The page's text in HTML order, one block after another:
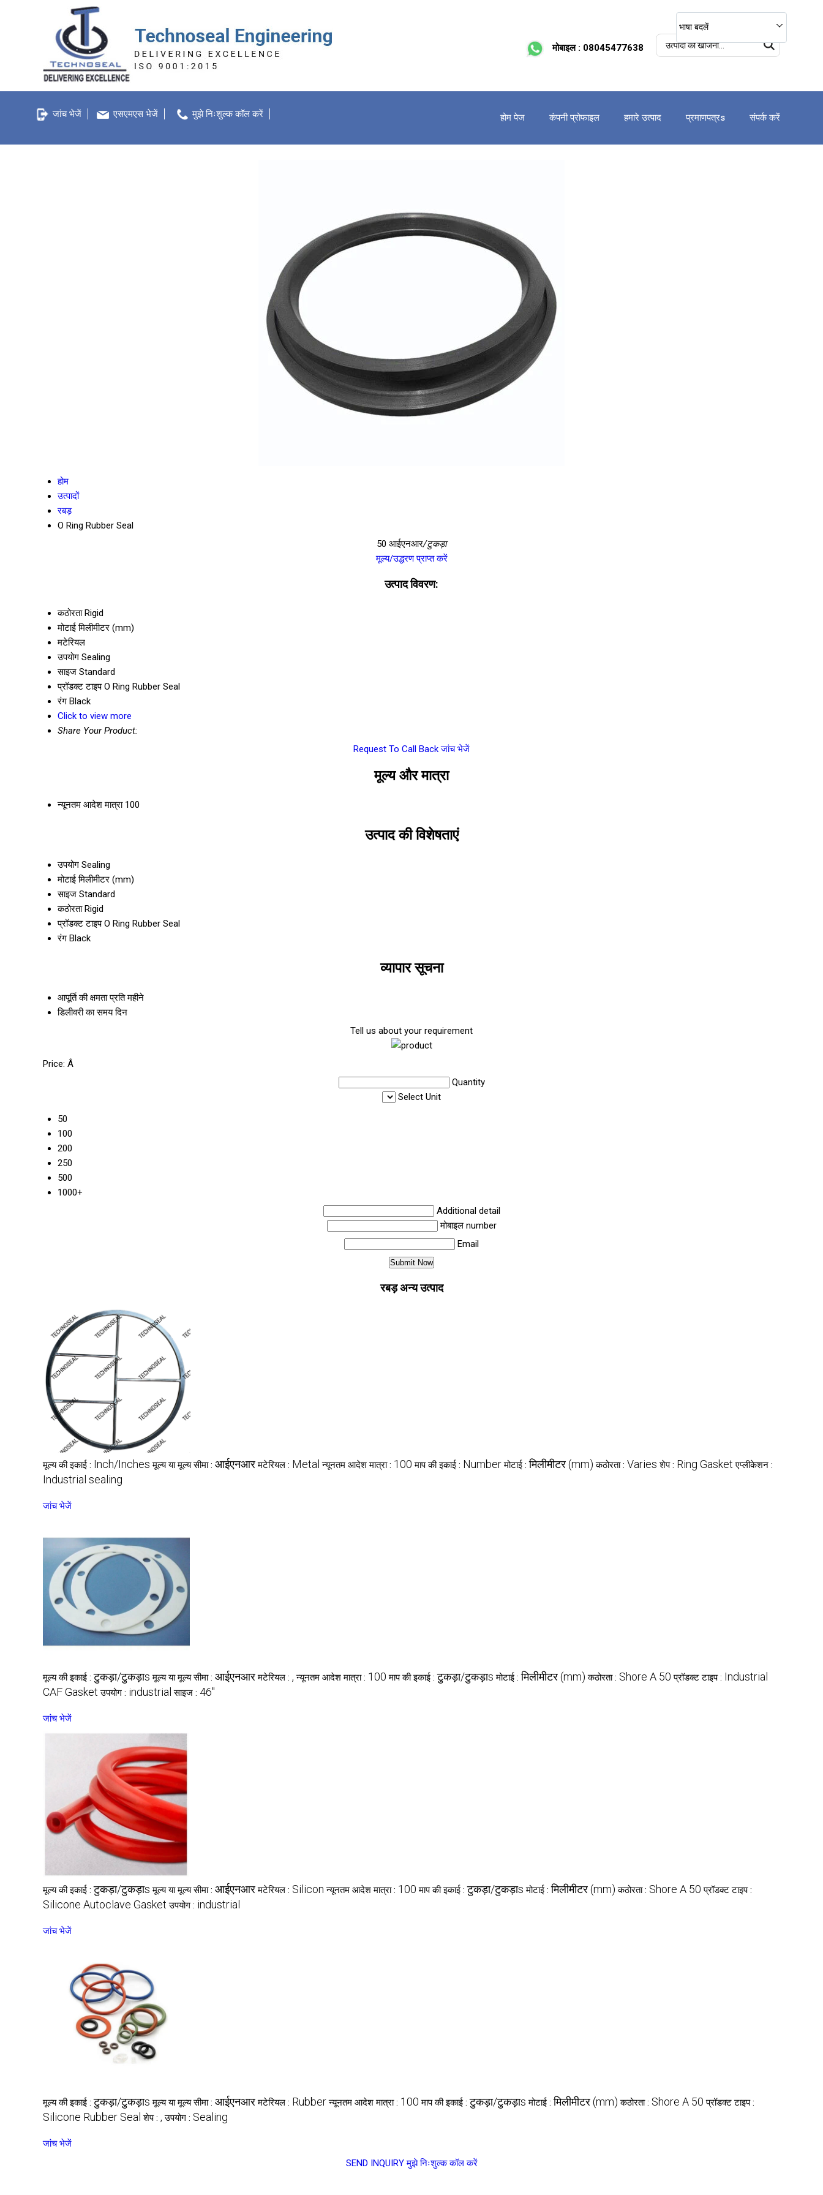
भाषा बदलें
मोबाइल : 08045477638
जांच भेजें एसएमएस भेजें मुझे निःशुल्क कॉल करें होम पेज कंपनी प्रोफाइल हमारे उत्पाद प्रमाणपत्रs संपर्क करें
होम
उत्पादों
रबड़
O Ring Rubber Seal
50 आईएनआर/टुकड़ा
मूल्य/उद्धरण प्राप्त करें
उत्पाद विवरण:
कठोरता Rigid
मोटाई मिलीमीटर (mm)
मटेरियल
उपयोग Sealing
साइज Standard
प्रॉडक्ट टाइप O Ring Rubber Seal
रंग Black
Click to view more
Share Your Product:
Request To Call Back जांच भेजें
मूल्य और मात्रा
न्यूनतम आदेश मात्रा 100
उत्पाद की विशेषताएं
उपयोग Sealing
मोटाई मिलीमीटर (mm)
साइज Standard
कठोरता Rigid
प्रॉडक्ट टाइप O Ring Rubber Seal
रंग Black
व्यापार सूचना
आपूर्ति की क्षमता प्रति महीने
डिलीवरी का समय दिन
Tell us about your requirement
Price: Â
Quantity
Select Unit
50
100
200
250
500
1000+
Additional detail
मोबाइल number
Email
रबड़ अन्य उत्पाद
मूल्य की इकाई : Inch/Inches मूल्य या मूल्य सीमा : आईएनआर मटेरियल : Metal न्यूनतम आदेश मात्रा : 100 माप की इकाई : Number मोटाई :मिलीमीटर (mm) कठोरता : Varies शेप : Ring Gasket एप्लीकेशन :
Industrial sealing
जांच भेजें
मूल्य की इकाई :टुकड़ा/टुकड़ाs मूल्य या मूल्य सीमा : आईएनआर मटेरियल : , न्यूनतम आदेश मात्रा : 100 माप की इकाई :टुकड़ा/टुकड़ाs मोटाई :मिलीमीटर (mm) कठोरता : Shore A 50 प्रॉडक्ट टाइप : Industrial
CAF Gasket उपयोग : industrial साइज : 46"
जांच भेजें
मूल्य की इकाई :टुकड़ा/टुकड़ाs मूल्य या मूल्य सीमा : आईएनआर मटेरियल : Silicon न्यूनतम आदेश मात्रा : 100 माप की इकाई :टुकड़ा/टुकड़ाs मोटाई :मिलीमीटर (mm) कठोरता : Shore A 50 प्रॉडक्ट टाइप :
Silicone Autoclave Gasket उपयोग : industrial
जांच भेजें
मूल्य की इकाई :टुकड़ा/टुकड़ाs मूल्य या मूल्य सीमा : आईएनआर मटेरियल : Rubber न्यूनतम आदेश मात्रा : 100 माप की इकाई :टुकड़ा/टुकड़ाs मोटाई :मिलीमीटर (mm) कठोरता : Shore A 50 प्रॉडक्ट टाइप :
Silicone Rubber Seal शेप : , उपयोग : Sealing
जांच भेजें
SEND INQUIRY मुझे निःशुल्क कॉल करें